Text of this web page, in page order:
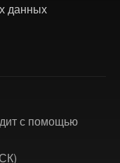
данных
с помощью